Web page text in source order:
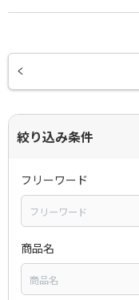
絞り込み条件
フリーワード
商品名